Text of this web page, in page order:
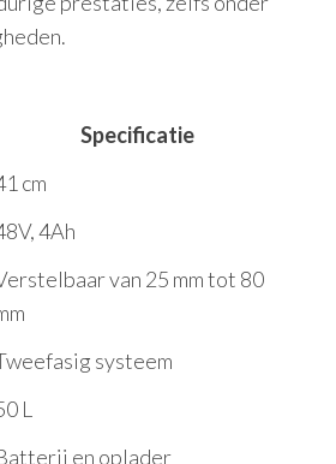
Specificatie
cm
4Ah
van 25 mm tot 80
systeem
L
en oplader